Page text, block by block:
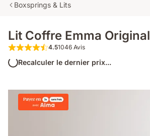
Boxsprings & Lits
Lit Coffre Emma Original
4.5 étoiles sur 5 1046 Avis
4.51046 Avis
Recalculer le dernier prix...